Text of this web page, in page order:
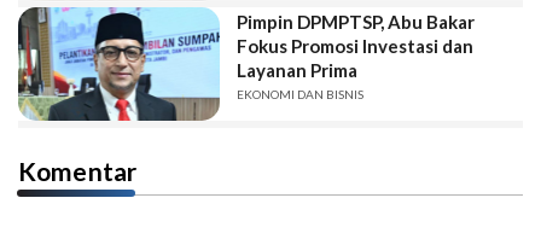
Pimpin DPMPTSP, Abu Bakar
Fokus Promosi Investasi dan
Layanan Prima
EKONOMI DAN BISNIS
Komentar